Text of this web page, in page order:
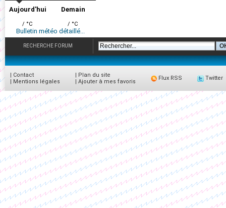
Aujourd'hui
/ °C
Demain
/ °C
Bulletin météo détaillé...
RECHERCHE FORUM
| Contact
| Mentions légales
| Plan du site
| Ajouter à mes favoris
Flux RSS Twitter